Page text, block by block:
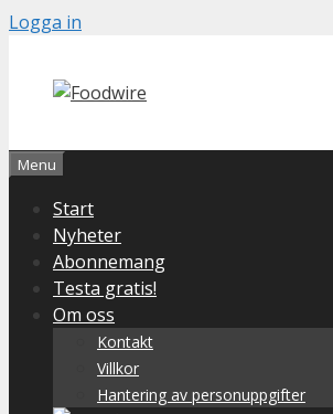
Skip
content
Logga in
Menu
Start
Nyheter
Abonnemang
Testa gratis!
Om oss
Kontakt
Villkor
Hantering av personuppgifter